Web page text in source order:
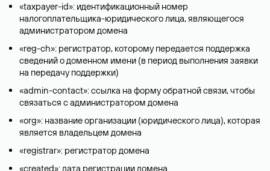
«taxpayer-id»: идентификационный номер
налогоплательщика-юридического лица, являющегося
администратором домена
«reg-ch»: регистратор, которому передается поддержка
сведений о доменном имени (в период выполнения заявки
на передачу поддержки)
«admin-contact»: ссылка на форму обратной связи, чтобы
связаться с администратором домена
«org»: название организации (юридического лица), которая
является владельцем домена
«registrar»: регистратор домена
«created»: дата регистрации домена